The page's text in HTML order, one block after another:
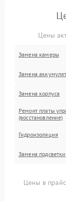
Цены
Замена камеры
Замена
Замена корпуса
Ремонт платы
(восстановление)
Гидроизоляция
Замена подсветки
Цены в